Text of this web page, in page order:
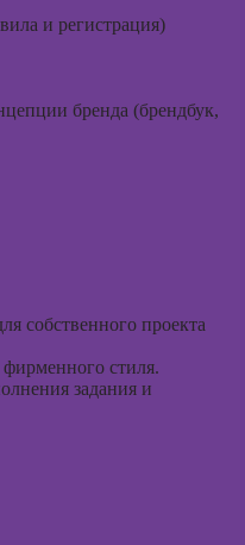
и регистрация)
бренда (брендбук,
собственного проекта
стиля.
задания и